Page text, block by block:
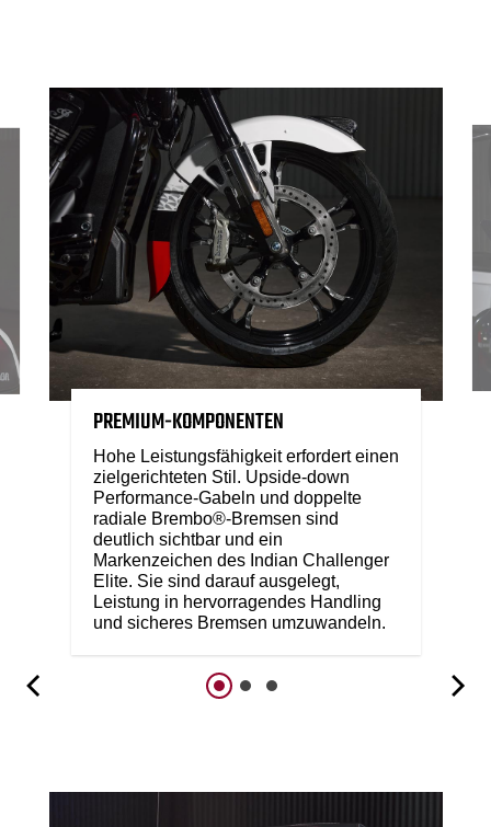
PREMIUM-KOMPONENTEN
Hohe Leistungsfähigkeit erfordert einen
zielgerichteten Stil. Upside-down
Performance-Gabeln und doppelte
radiale Brembo®-Bremsen sind
deutlich sichtbar und ein
Markenzeichen des Indian Challenger
Elite. Sie sind darauf ausgelegt,
Leistung in hervorragendes Handling
und sicheres Bremsen umzuwandeln.